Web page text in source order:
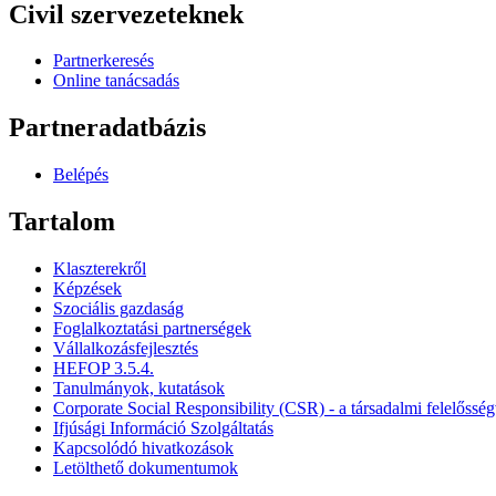
Civil szervezeteknek
Partnerkeresés
Online tanácsadás
Partneradatbázis
Belépés
Tartalom
Klaszterekről
Képzések
Szociális gazdaság
Foglalkoztatási partnerségek
Vállalkozásfejlesztés
HEFOP 3.5.4.
Tanulmányok, kutatások
Corporate Social Responsibility (CSR) - a társadalmi
Ifjúsági Információ Szolgáltatás
Kapcsolódó hivatkozások
Letölthető dokumentumok